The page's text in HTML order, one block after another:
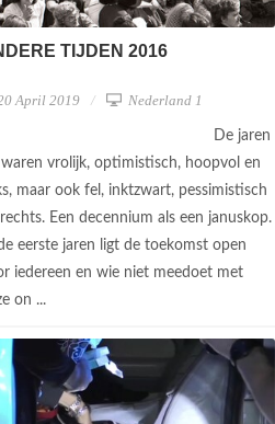
TIJDEN 2016
April 2019 Nederland 1
De jaren
waren vrolijk, optimistisch, hoopvol en
maar ook fel, inktzwart, pessimistisch
Een decennium als een januskop.
eerste jaren ligt de toekomst open
iedereen en wie niet meedoet met
on ...